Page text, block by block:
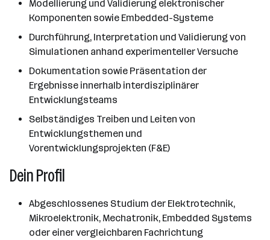
Modellierung und Validierung elektronischer
Komponenten sowie Embedded-Systeme
Durchführung, Interpretation und Validierung von
Simulationen anhand experimenteller Versuche
Dokumentation sowie Präsentation der
Ergebnisse innerhalb interdisziplinärer
Entwicklungsteams
Selbständiges Treiben und Leiten von
Entwicklungsthemen und
Vorentwicklungsprojekten (F&E)
Dein Profil
Abgeschlossenes Studium der Elektrotechnik,
Mikroelektronik, Mechatronik, Embedded Systems
oder einer vergleichbaren Fachrichtung